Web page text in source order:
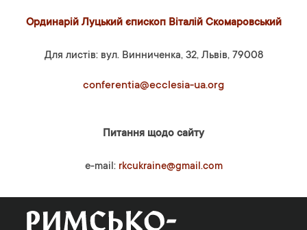
Ординарій Луцький єпископ Віталій Скомаровський
Для листів: вул. Винниченка, 32, Львів, 79008
conferentia@ecclesia-ua.org
Питання щодо сайту
e-mail: rkcukraine@gmail.com